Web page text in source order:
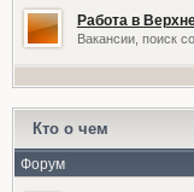
Работа в
Вакансии, поиск
Кто о чем
Форум